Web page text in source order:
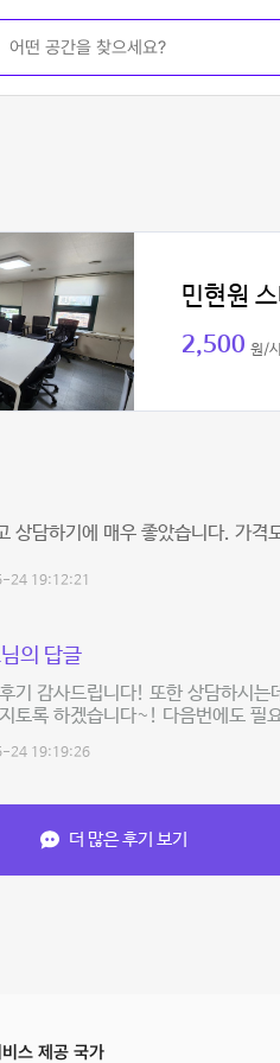
민현원
2,500 원/
상담하기에 매우 좋았습니다. 가격
24 19:12:21
의 답글
기 감사드립니다! 또한 상담하시
토록 하겠습니다~! 다음번에도 필
24 19:19:26
더 많은 후기 보기
스 제공 국가